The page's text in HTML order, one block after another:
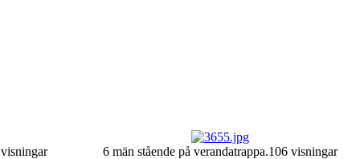
6 män stående på verandatrappa.106 visningar